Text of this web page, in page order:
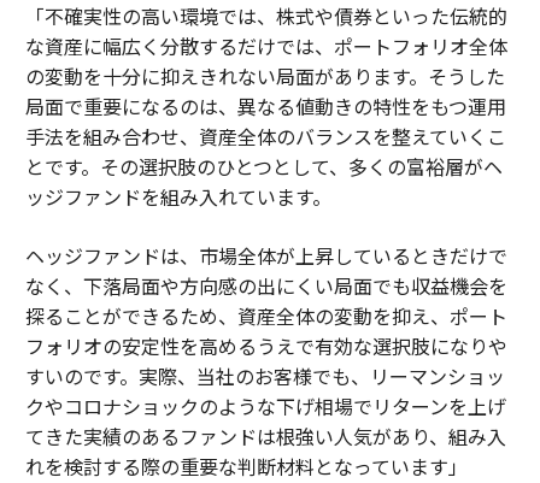
「不確実性の高い環境では、株式や債券といった伝統的
な資産に幅広く分散するだけでは、ポートフォリオ全体
の変動を十分に抑えきれない局面があります。そうした
局面で重要になるのは、異なる値動きの特性をもつ運用
手法を組み合わせ、資産全体のバランスを整えていくこ
とです。その選択肢のひとつとして、多くの富裕層がヘ
ッジファンドを組み入れています。
ヘッジファンドは、市場全体が上昇しているときだけで
なく、下落局面や方向感の出にくい局面でも収益機会を
探ることができるため、資産全体の変動を抑え、ポート
フォリオの安定性を高めるうえで有効な選択肢になりや
すいのです。実際、当社のお客様でも、リーマンショッ
クやコロナショックのような下げ相場でリターンを上げ
てきた実績のあるファンドは根強い人気があり、組み入
れを検討する際の重要な判断材料となっています」